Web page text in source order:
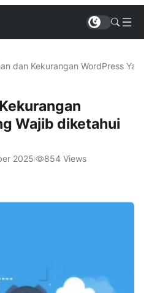
dan Kekurangan WordPress
Wajib diketahui
2025 854 Views